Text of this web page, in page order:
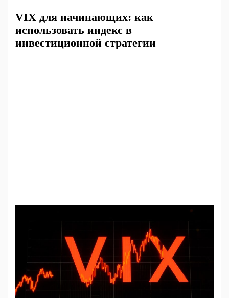
VIX для начинающих: как
использовать индекс в
инвестиционной стратегии